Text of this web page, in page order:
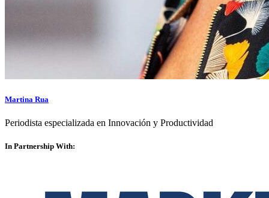
Martina Rua
Periodista especializada en Innovación y Productividad
In Partnership With: